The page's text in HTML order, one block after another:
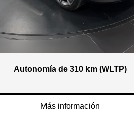
Autonomía de 310 km (WLTP)
Más información